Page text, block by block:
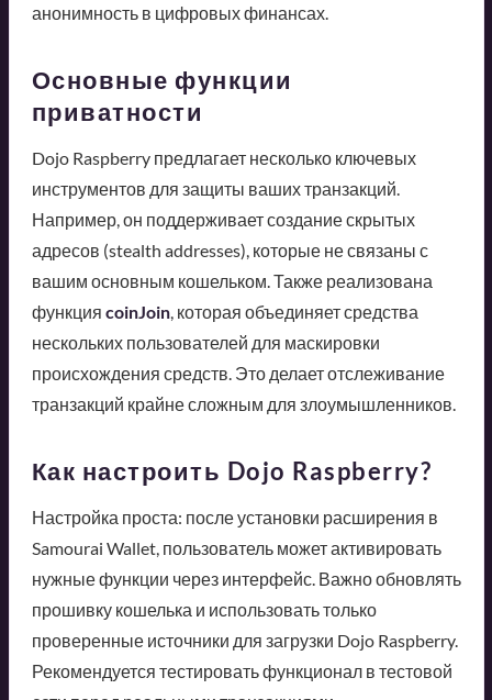
анонимность в цифровых финансах.
Основные функции
приватности
Dojo Raspberry предлагает несколько ключевых
инструментов для защиты ваших транзакций.
Например, он поддерживает создание скрытых
адресов (stealth addresses), которые не связаны с
вашим основным кошельком. Также реализована
функция coinJoin, которая объединяет средства
нескольких пользователей для маскировки
происхождения средств. Это делает отслеживание
транзакций крайне сложным для злоумышленников.
Как настроить Dojo Raspberry?
Настройка проста: после установки расширения в
Samourai Wallet, пользователь может активировать
нужные функции через интерфейс. Важно обновлять
прошивку кошелька и использовать только
проверенные источники для загрузки Dojo Raspberry.
Рекомендуется тестировать функционал в тестовой